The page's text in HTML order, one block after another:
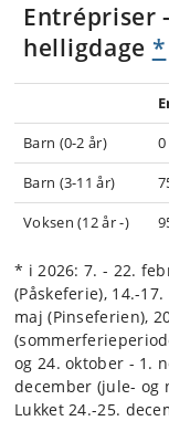
Entrépriser -
helligdage *
Barn (0-2 år)
Barn (3-11 år)
Voksen (12 år -)
* i 2026: 7. - 22.
(Påskeferie), 14.-
maj (Pinseferien),
og 24. oktober - 1.
december (jule- og
Lukket 24.-25.